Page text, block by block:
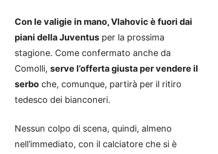
Con le valigie in mano, Vlahovic è fuori dai
piani della Juventus per la prossima
stagione. Come confermato anche da
Comolli, serve l’offerta giusta per vendere il
serbo che, comunque, partirà per il ritiro
tedesco dei bianconeri.
Nessun colpo di scena, quindi, almeno
nell’immediato, con il calciatore che si è